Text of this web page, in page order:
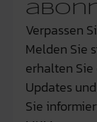
Verpassen
Melden Sie
erhalten Sie
Updates
Sie